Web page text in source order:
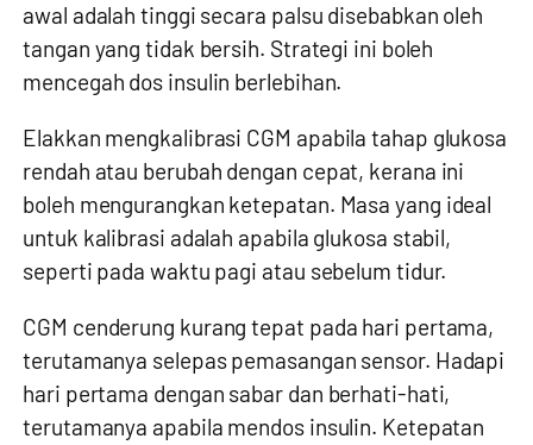
awal adalah tinggi secara palsu disebabkan oleh
tangan yang tidak bersih. Strategi ini boleh
mencegah dos insulin berlebihan.
Elakkan mengkalibrasi CGM apabila tahap glukosa
rendah atau berubah dengan cepat, kerana ini
boleh mengurangkan ketepatan. Masa yang ideal
untuk kalibrasi adalah apabila glukosa stabil,
seperti pada waktu pagi atau sebelum tidur.
CGM cenderung kurang tepat pada hari pertama,
terutamanya selepas pemasangan sensor. Hadapi
hari pertama dengan sabar dan berhati-hati,
terutamanya apabila mendos insulin. Ketepatan